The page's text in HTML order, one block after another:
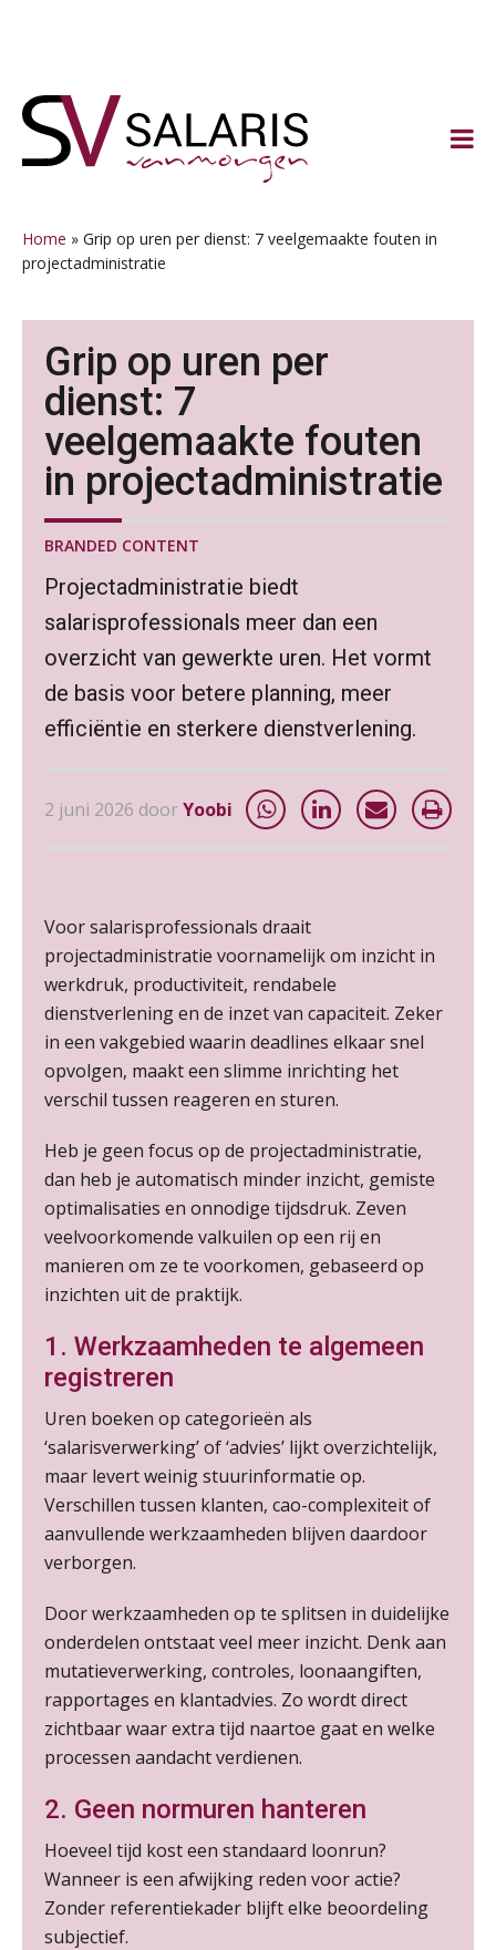
naar
hoofdnavigatie
naar
hoofd
naar
eerste
naar
voettekst
Home » Grip op uren per dienst: 7 veelgemaakte fouten in
projectadministratie
Grip op uren per
dienst: 7
veelgemaakte fouten
in projectadministratie
BRANDED CONTENT
Projectadministratie biedt
salarisprofessionals meer dan een
overzicht van gewerkte uren. Het vormt
de basis voor betere planning, meer
efficiëntie en sterkere dienstverlening.
2 juni 2026 doorYoobi
Voor salarisprofessionals draait
projectadministratie voornamelijk om inzicht in
werkdruk, productiviteit, rendabele
dienstverlening en de inzet van capaciteit. Zeker
in een vakgebied waarin deadlines elkaar snel
opvolgen, maakt een slimme inrichting het
verschil tussen reageren en sturen.
Heb je geen focus op de projectadministratie,
dan heb je automatisch minder inzicht, gemiste
optimalisaties en onnodige tijdsdruk. Zeven
veelvoorkomende valkuilen op een rij en
manieren om ze te voorkomen, gebaseerd op
inzichten uit de praktijk.
1. Werkzaamheden te algemeen
registreren
Uren boeken op categorieën als
‘salarisverwerking’ of ‘advies’ lijkt overzichtelijk,
maar levert weinig stuurinformatie op.
Verschillen tussen klanten, cao-complexiteit of
aanvullende werkzaamheden blijven daardoor
verborgen.
Door werkzaamheden op te splitsen in duidelijke
onderdelen ontstaat veel meer inzicht. Denk aan
mutatieverwerking, controles, loonaangiften,
rapportages en klantadvies. Zo wordt direct
zichtbaar waar extra tijd naartoe gaat en welke
processen aandacht verdienen.
2. Geen normuren hanteren
Hoeveel tijd kost een standaard loonrun?
Wanneer is een afwijking reden voor actie?
Zonder referentiekader blijft elke beoordeling
subjectief.
11
14
AUG
HBO Programma Manager Payroll Services & Benefits
Markus Verbeek Praehep
17
AUG
Module Arbeidsrecht en Sociale Zekerheid VPS
Markus Verbeek Praehep
20
AUG
Module Loonheffingen PDL
Markus Verbeek Praehep
24
AUG
Module Loonheffingen VPS